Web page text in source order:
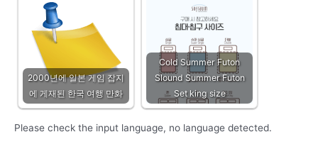
2000년에 일본 게임 잡지
에 게재된 한국 여행 만화
Cold Summer Futon
Slound Summer Futon
Set king size
Please check the input language, no language detected.